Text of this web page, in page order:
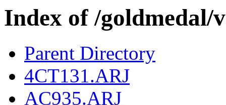
Index of /goldmedal/
Parent Directory
4CT131.ARJ
AC935.ARJ